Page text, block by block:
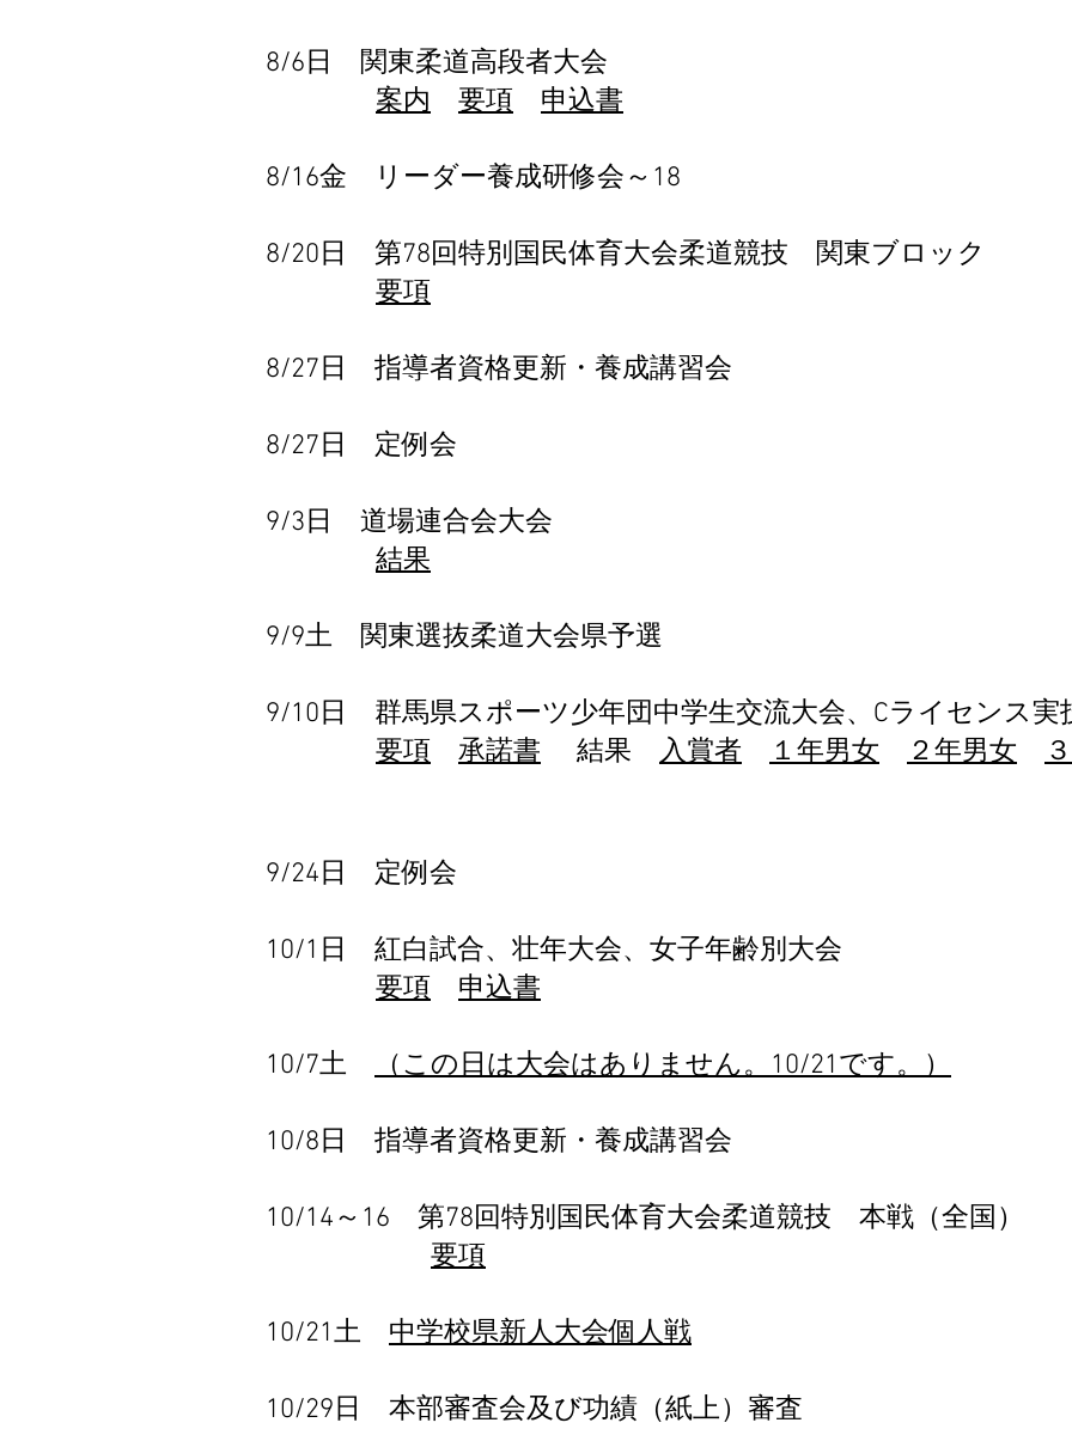
8/6日 関東柔道高段者大会
案内
要項 申込書
8/16金 リーダー養成研修会～18
8/20日 第78回特別国民体育大会柔道競技 関東ブロック
要項
8/27日 指導者資格更新・養成講習会
8/27日 定例会
9/3日 道場連合会大会
結果
9/9土 関東選抜柔道大会県予選
9/10日 群馬県スポーツ少年団中学生交流大会、Cライセンス実
要項
承諾書 結果 入賞者 １ 年男女 ２年男女
9/24日 定例会
10/1日 紅白試合、壮年大会、女子年齢別大会
要項
申込書
10/7土 （この日は大会はありません。10/21です。）
10/8日 指導者資格更新・養成講習会
10/14～16 第78回特別国民体育大会柔道競技 本戦（全国）
要項
10/21土 中学校県新人大会個人戦
10/29日 本部審査会及び功績（紙上）審査